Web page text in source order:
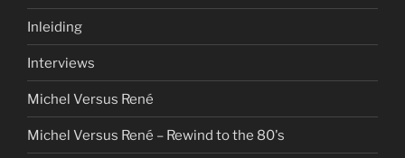
Inleiding
Interviews
Michel Versus René
Michel Versus René – Rewind to the 80's